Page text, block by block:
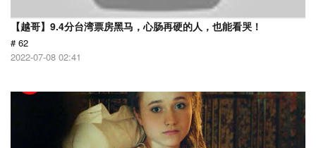
【越哥】9.4分台湾票房黑马，心肠再硬的人，也能看哭！
# 62
2022-07-08 02:41